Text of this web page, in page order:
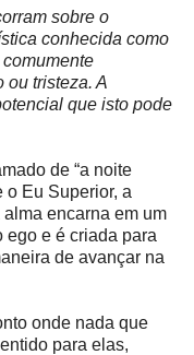
sobre o
conhecida como
comumente
ou tristeza. A
que isto pode
de “a noite
o Eu Superior, a
encarna em um
ego e é criada para
de avançar na
onde nada que
para elas,